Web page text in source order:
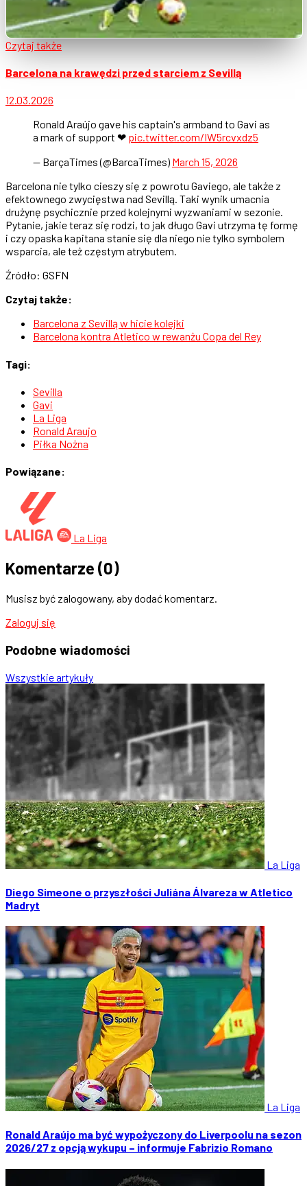
Czytaj także
Barcelona na krawędzi przed starciem z Sevillą
12.03.2026
Ronald Araújo gave his captain's armband to Gavi as
a mark of support ❤ pic.twitter.com/IW5rcvxdz5
— BarçaTimes (@BarcaTimes) March 15, 2026
Barcelona nie tylko cieszy się z powrotu Gaviego, ale także z
efektownego zwycięstwa nad Sevillą. Taki wynik umacnia
drużynę psychicznie przed kolejnymi wyzwaniami w sezonie.
Pytanie, jakie teraz się rodzi, to jak długo Gavi utrzyma tę formę
i czy opaska kapitana stanie się dla niego nie tylko symbolem
wsparcia, ale też częstym atrybutem.
Źródło: GSFN
Czytaj także:
Barcelona z Sevillą w hicie kolejki
Barcelona kontra Atletico w rewanżu Copa del Rey
Tagi:
Sevilla
Gavi
La Liga
Ronald Araujo
Piłka Nożna
Powiązane:
La Liga
Komentarze (0)
Musisz być zalogowany, aby dodać komentarz.
Zaloguj się
Podobne wiadomości
Wszystkie artykuły
La Liga
Diego Simeone o przyszłości Juliána Álvareza w Atletico
Madryt
La Liga
Ronald Araújo ma być wypożyczony do Liverpoolu na sezon
2026/27 z opcją wykupu – informuje Fabrizio Romano